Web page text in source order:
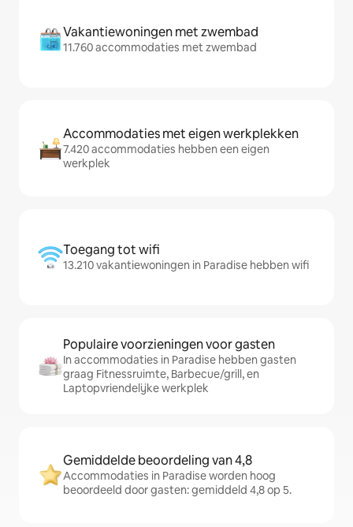
Vakantiewoningen met zwembad
11.760 accommodaties met zwembad
Accommodaties met eigen werkplekken
7.420 accommodaties hebben een eigen
werkplek
Toegang tot wifi
13.210 vakantiewoningen in Paradise hebben wifi
Populaire voorzieningen voor gasten
In accommodaties in Paradise hebben gasten
graag Fitnessruimte, Barbecue/grill, en
Laptopvriendelijke werkplek
Gemiddelde beoordeling van 4,8
Accommodaties in Paradise worden hoog
beoordeeld door gasten: gemiddeld 4,8 op 5.